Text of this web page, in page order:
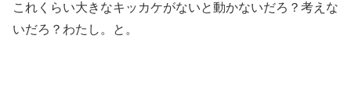
これくらい大きなキッカケがないと動かないだろ？考えな
いだろ？わたし。と。